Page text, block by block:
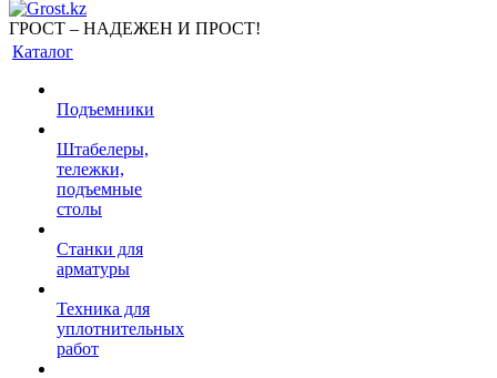
ГРОСТ – НАДЕЖЕН И ПРОСТ!
Каталог
Подъемники
Штабелеры,
тележки,
подъемные
столы
Станки для
арматуры
Техника для
уплотнительных
работ